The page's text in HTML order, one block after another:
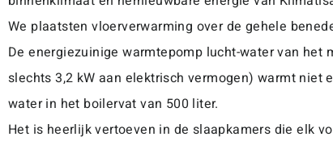
We plaatsten vloerverwarming over de gehele
De energiezuinige warmtepomp lucht-water van het
slechts 3,2 kW aan elektrisch vermogen) warmt
water in het boilervat van 500 liter.
Het is heerlijk vertoeven in de slaapkamers die elk